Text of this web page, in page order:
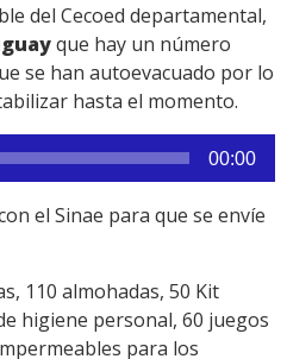
del Cecoed departamental,
que hay un número
se han autoevacuado por lo
hasta el momento.
00:00
el Sinae para que se envíe
110 almohadas, 50 Kit
higiene personal, 60 juegos
para los